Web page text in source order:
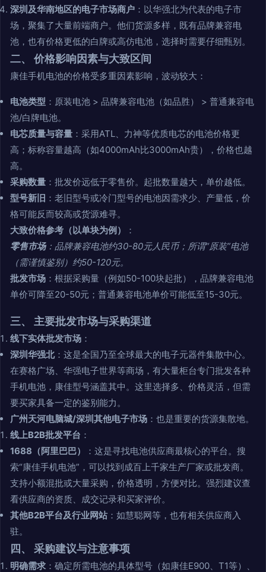
深圳及华南地区的电子市场商户 ：以华强北为代表的电子市
场，聚集了大量前端商户。他们货源多样，既有品牌兼容电
池，也有价格更低的白牌或高仿电池，选择时需要仔细甄别。
二、 价格影响因素与大致区间
康佳手机电池的价格受多重因素影响，波动较大：
电池类型 ：原装电池 > 品牌兼容电池（如品胜） > 普通兼容电
池/白牌电池。
电芯质量与容量 ：采用ATL、力神等优质电芯的电池价格更
高；标称容量越高（如4000mAh比3000mAh贵），价格也越
高。
采购数量 ：批发价远低于零售价。起批数量越大，单价越低。
型号新旧 ：老旧型号或冷门型号的电池因需求少、产量低，价
格可能反而较高或货源难寻。
大致价格参考（以单块为例）
：
零售市场：品牌兼容电池约30-80元人民币；所谓“原装”电池
（需谨慎鉴别）约50-120元。
批发市场 ：根据采购量（例如50-100块起批），品牌兼容电池
单价可降至20-50元；普通兼容电池单价可能低至15-30元。
三、 主要批发市场与采购渠道
线下实体批发市场 ：
深圳华强北：这是全国乃至全球最大的电子元器件集散中心。
在赛格广场、华强电子世界等商场，有大量柜台专门批发各种
手机电池，康佳型号涵盖其中。这里选择多、价格灵活，但需
要买家具备一定的鉴别能力。
广州天河电脑城/深圳其他电子市场 ：也是重要的货源集散地。
线上B2B批发平台 ：
1688（阿里巴巴）
：这是寻找电池供应商最核心的平台。搜
索“康佳手机电池”，可以找到成百上千家生产厂家或批发商。
支持小额混批或大量采购，价格透明，方便对比。强烈建议查
看供应商的资质、成交记录和买家评价。
其他B2B平台及行业网站：如慧聪网等，也有相关供应商入
驻。
四、 采购建议与注意事项
明确需求 ：确定所需电池的具体型号（如康佳E900、T1等）、